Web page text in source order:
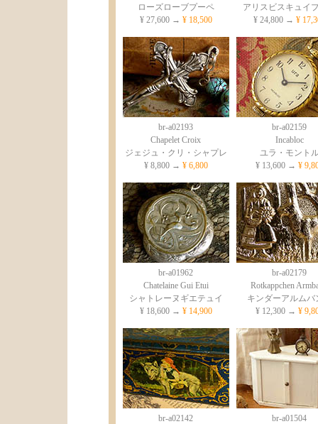
ローズローブプーペ
¥ 27,600 → ¥ 18,500
アリスビスキュイ
¥ 24,800 → ¥
br-a02193
Chapelet Croix
ジェジュ・クリ・シャプレ
¥ 8,800 → ¥ 6,800
br-a02159
Incabloc
ユラ・モント
¥ 13,600 → ¥
br-a01962
Chatelaine Gui Etui
シャトレーヌギエテュイ
¥ 18,600 → ¥ 14,900
br-a02179
Rotkappchen
キンダーアルムバ
¥ 12,300 → ¥
br-a02142
br-a01504